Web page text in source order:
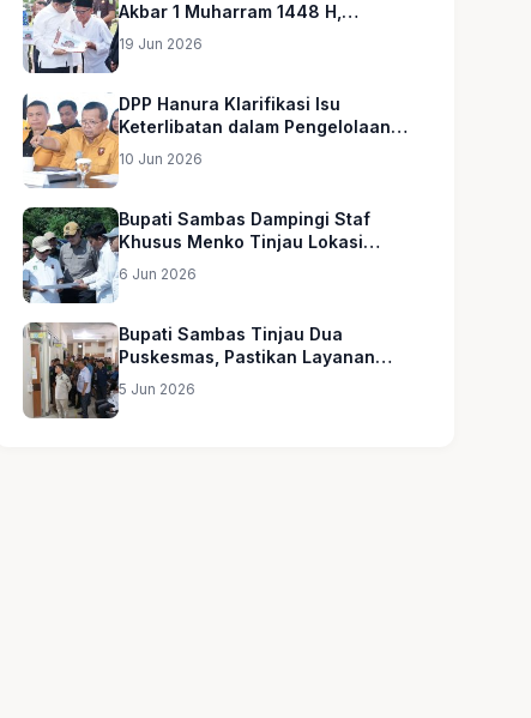
Akbar 1 Muharram 1448 H,
Serahkan Hadiah Umroh untuk Guru
19 Jun 2026
DPP Hanura Klarifikasi Isu
Keterlibatan dalam Pengelolaan
MBG
10 Jun 2026
Bupati Sambas Dampingi Staf
Khusus Menko Tinjau Lokasi
Sekolah Rakyat
6 Jun 2026
Bupati Sambas Tinjau Dua
Puskesmas, Pastikan Layanan
Kesehatan Merata
5 Jun 2026